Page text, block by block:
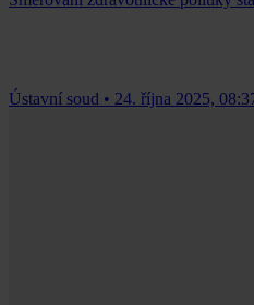
Ústavní soud • 24. října 2025,